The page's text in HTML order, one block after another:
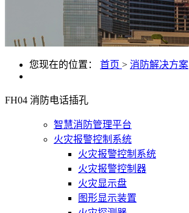
您现在的位置： 首页 > 消防解决方案
FH04 消防电话插孔
智慧消防管理平台
火灾报警控制系统
火灾报警控制系统
火灾报警控制器
火灾显示盘
图形显示装置